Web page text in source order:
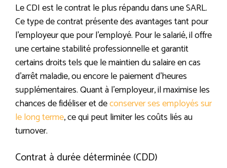
Le CDI est le contrat le plus répandu dans une SARL.
Ce type de contrat présente des avantages tant pour
l’employeur que pour l’employé. Pour le salarié, il offre
une certaine stabilité professionnelle et garantit
certains droits tels que le maintien du salaire en cas
d’arrêt maladie, ou encore le paiement d’heures
supplémentaires. Quant à l’employeur, il maximise les
chances de fidéliser et deconserver ses employés sur
le long terme, ce qui peut limiter les coûts liés au
turnover.
Contrat à durée déterminée (CDD)